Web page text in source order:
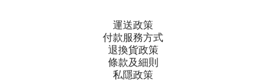
運送政策
付款服務方式
退換貨政策
條款及細則
私隱政策